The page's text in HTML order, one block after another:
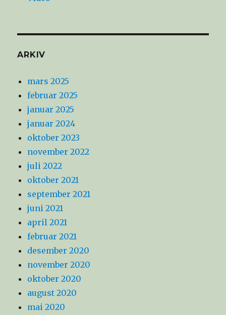
ARKIV
mars 2025
februar 2025
januar 2025
januar 2024
oktober 2023
november 2022
juli 2022
oktober 2021
september 2021
juni 2021
april 2021
februar 2021
desember 2020
november 2020
oktober 2020
august 2020
mai 2020